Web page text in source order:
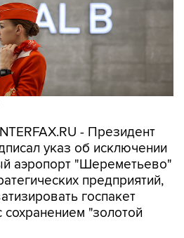
- Президент
указ об исключении
аэропорт "Шереметьево"
предприятий,
госпакет
сохранением "золотой